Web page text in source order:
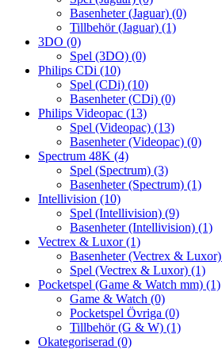
Basenheter (Jaguar) (0)
Tillbehör (Jaguar) (1)
3DO (0)
Spel (3DO) (0)
Philips CDi (10)
Spel (CDi) (10)
Basenheter (CDi) (0)
Philips Videopac (13)
Spel (Videopac) (13)
Basenheter (Videopac) (0)
Spectrum 48K (4)
Spel (Spectrum) (3)
Basenheter (Spectrum) (1)
Intellivision (10)
Spel (Intellivision) (9)
Basenheter (Intellivision) (1)
Vectrex & Luxor(1)
Basenheter (Vectrex & Luxor)
Spel (Vectrex & Luxor) (1)
Pocketspel (Game & Watch mm) (1)
Game & Watch (0)
Pocketspel Övriga (0)
Tillbehör (G & W) (1)
Okategoriserad (0)